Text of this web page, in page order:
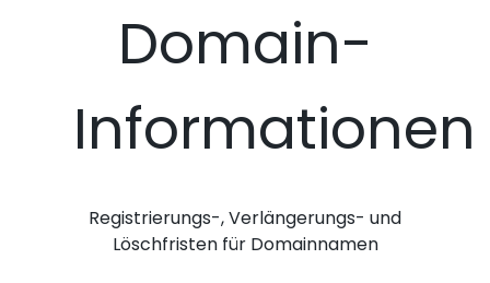
Domain-
Informationen
Registrierungs-, Verlängerungs- und
Löschfristen für Domainnamen